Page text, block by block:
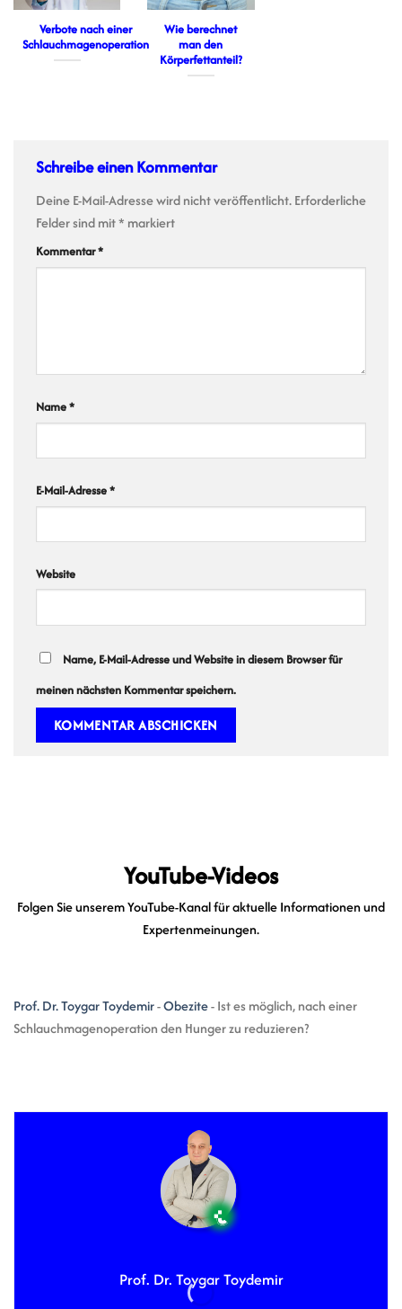
Verbote nach einer
Schlauchmagenoperation
Wie berechnet
man den
Körperfettanteil?
Schreibe einen Kommentar
Deine E-Mail-Adresse wird nicht veröffentlicht.Erforderliche
Felder sind mit* markiert
Kommentar*
Name*
E-Mail-Adresse*
Website
Name, E-Mail-Adresse und Website in diesem Browser für
meinen nächsten Kommentar speichern.
YouTube-Videos
Folgen Sie unserem YouTube-Kanal für aktuelle Informationen und
Expertenmeinungen.
Prof. Dr. Toygar Toydemir-Obezite-Ist es möglich, nach einer
Schlauchmagenoperation den Hunger zu reduzieren?
Prof. Dr. Toygar Toydemir